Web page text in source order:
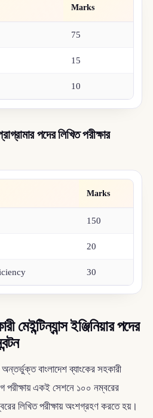
Marks
75
15
10
পদের লিখিত পরীক্ষার
Marks
150
20
30
মেইন্টিন্যান্স ইঞ্জিনিয়ার পদের
বাংলাদেশ ব্যাংকের সহকারী
পরীক্ষায় একই সেশনে ১০০ নম্বরের
লিখিত পরীক্ষায় অংশগ্রহণ করতে হয়।